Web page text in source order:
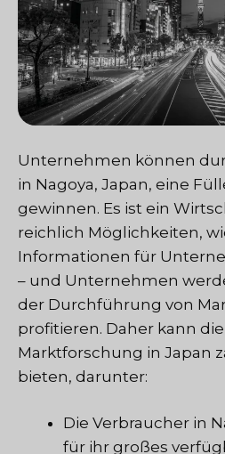
Unternehmen können
in Nagoya, Japan, eine
gewinnen. Es ist ein
reichlich Möglichkeiten,
Informationen für
– und Unternehmen
der Durchführung von
profitieren. Daher kann
Marktforschung in Japan
bieten, darunter:
Die Verbraucher in
für ihr großes